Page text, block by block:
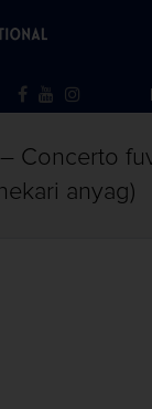
– Concerto
anyag)